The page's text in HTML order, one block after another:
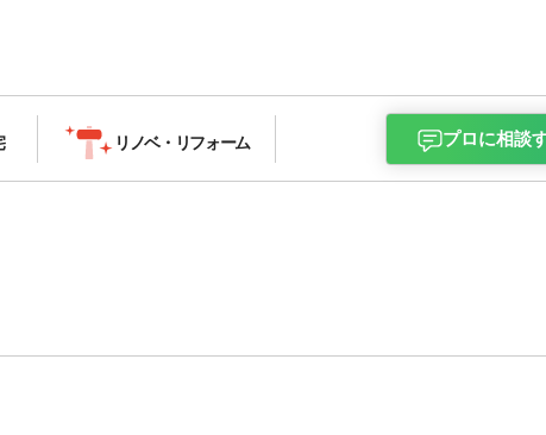
リノベ・ リフォーム プロに相談